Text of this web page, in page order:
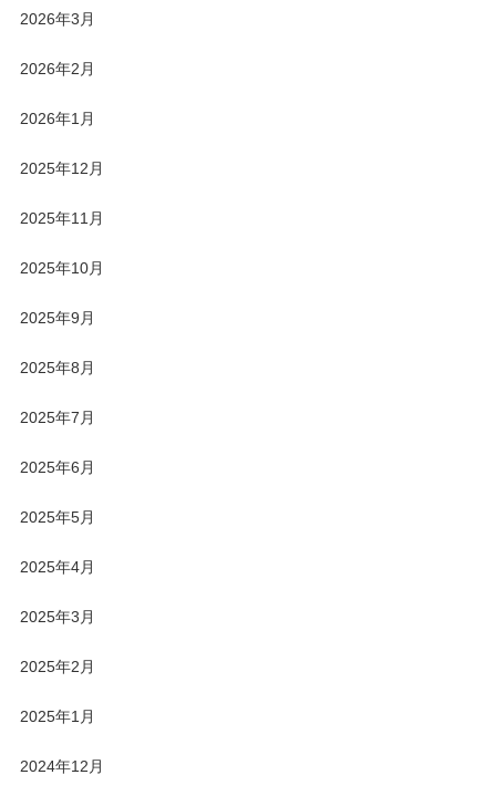
2026年3月
2026年2月
2026年1月
2025年12月
2025年11月
2025年10月
2025年9月
2025年8月
2025年7月
2025年6月
2025年5月
2025年4月
2025年3月
2025年2月
2025年1月
2024年12月